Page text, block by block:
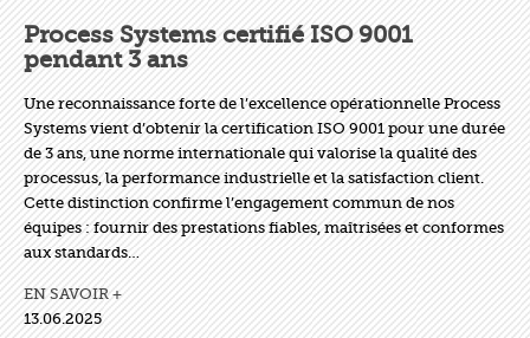
Process Systems certifié ISO 9001
pendant 3 ans
Une reconnaissance forte de l’excellence opérationnelle Process
Systems vient d’obtenir la certification ISO 9001 pour une durée
de 3 ans, une norme internationale qui valorise la qualité des
processus, la performance industrielle et la satisfaction client.
Cette distinction confirme l’engagement commun de nos
équipes : fournir des prestations fiables, maîtrisées et conformes
aux standards…
EN SAVOIR +
13.06.2025